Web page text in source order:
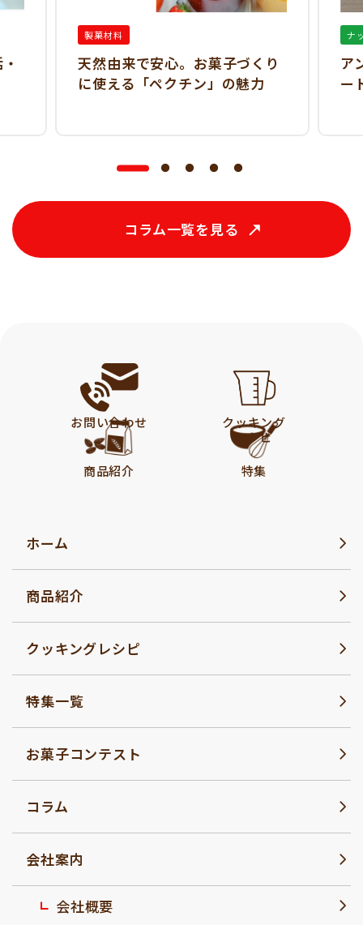
製菓材料
天然由来で安心。お菓子づくり
に使える「ペクチン」の魅力
ナ
ア
ー
コラム一覧を見る
お問い合わせ
クッキング
レシピ
商品紹介
特集
ホーム
商品紹介
クッキングレシピ
特集一覧
お菓子コンテスト
コラム
会社案内
会社概要